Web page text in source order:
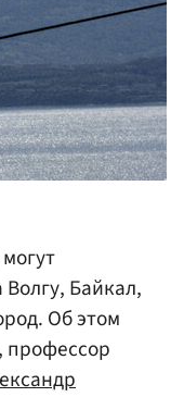
Байкал,
Об этом
профессор